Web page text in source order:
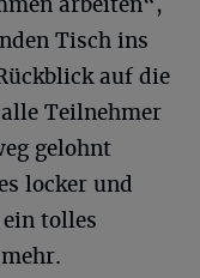
Tisch ins
auf die
Teilnehmer
gelohnt
locker und
tolles